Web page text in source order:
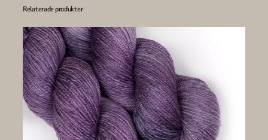
Relaterade produkter